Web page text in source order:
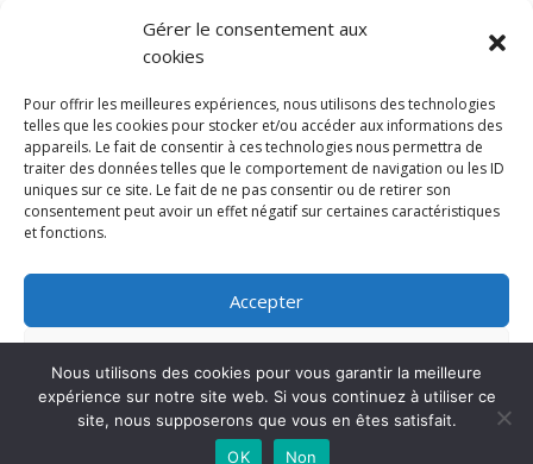
Gérer le consentement aux
cookies
Pour offrir les meilleures expériences, nous utilisons des technologies
telles que les cookies pour stocker et/ou accéder aux informations des
appareils. Le fait de consentir à ces technologies nous permettra de
traiter des données telles que le comportement de navigation ou les ID
uniques sur ce site. Le fait de ne pas consentir ou de retirer son
consentement peut avoir un effet négatif sur certaines caractéristiques
et fonctions.
Accepter
Voir les préférences
Visite du président de la République
(0)
réservés
Nous utilisons des cookies pour vous garantir la meilleure
expérience sur notre site web. Si vous continuez à utiliser ce
site, nous supposerons que vous en êtes satisfait.
OK
Non